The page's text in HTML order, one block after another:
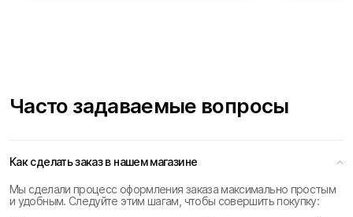
Часто задаваемые вопросы
Как сделать заказ в нашем магазине
Мы сделали процесс оформления заказа максимально простым
и удобным. Следуйте этим шагам, чтобы совершить покупку: